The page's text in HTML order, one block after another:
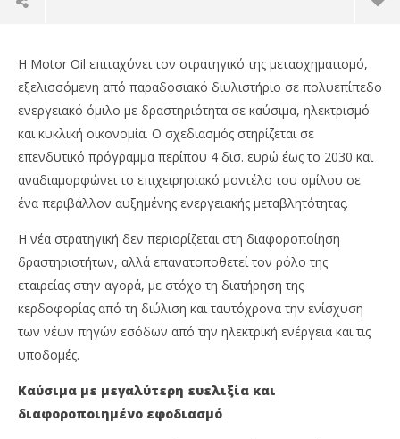
NOW VIEWING
Motor Oil: Μετασχηματισμός σε ολοκληρωμένο
ενεργειακό όμιλο
19/06/2026
Στάθης
Ασπιώτης
Η Motor Oil επιταχύνει τον στρατηγικό της μετασχηματισμό,
εξελισσόμενη από παραδοσιακό διυλιστήριο σε πολυεπίπεδο
ενεργειακό όμιλο με δραστηριότητα σε καύσιμα, ηλεκτρισμό
και κυκλική οικονομία. Ο σχεδιασμός στηρίζεται σε
επενδυτικό πρόγραμμα περίπου 4 δισ. ευρώ έως το 2030 και
αναδιαμορφώνει το επιχειρησιακό μοντέλο του ομίλου σε
ένα περιβάλλον αυξημένης ενεργειακής μεταβλητότητας.
Η νέα στρατηγική δεν περιορίζεται στη διαφοροποίηση
δραστηριοτήτων, αλλά επανατοποθετεί τον ρόλο της
εταιρείας στην αγορά, με στόχο τη διατήρηση της
κερδοφορίας από τη διύλιση και ταυτόχρονα την ενίσχυση
των νέων πηγών εσόδων από την ηλεκτρική ενέργεια και τις
υποδομές.
Καύσιμα με μεγαλύτερη ευελιξία και
διαφοροποιημένο εφοδιασμό